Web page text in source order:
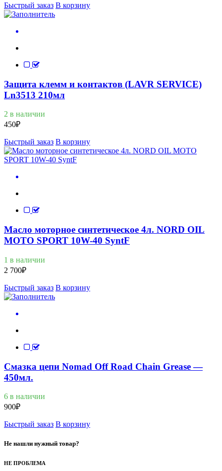
Быстрый заказ В корзину
Защита клемм и контактов (LAVR SERVICE)
Ln3513 210мл
2 в наличии
450₽
Быстрый заказ В корзину
Масло моторное синтетическое 4л. NORD OIL
MOTO SPORT 10W-40 SyntF
1 в наличии
2 700₽
Быстрый заказ В корзину
Смазка цепи Nomad Off Road Chain Grease —
450мл.
6 в наличии
900₽
Быстрый заказ В корзину
Не нашли нужный товар?
НЕ ПРОБЛЕМА